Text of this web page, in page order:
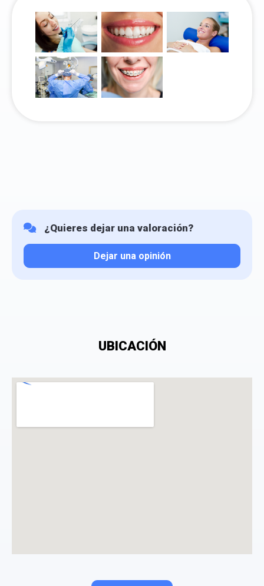
¿Quieres dejar una valoración?
Dejar una opinión
¿Qué puntuación le das?UBICACIÓN